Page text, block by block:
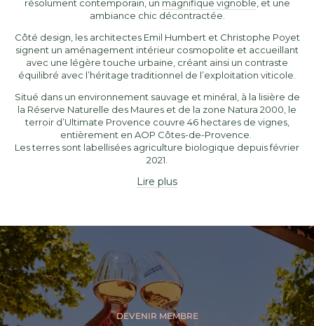
résolument contemporain, un magnifique vignoble , et une
ambiance chic décontractée.
Côté design, les architectes Emil Humbert et Christophe Poyet
signent un aménagement intérieur cosmopolite et accueillant
avec une légère touche urbaine, créant ainsi un contraste
équilibré avec l’héritage traditionnel de l’exploitation viticole.
Situé dans un environnement sauvage et minéral, à la lisière de
la Réserve Naturelle des Maures et de la zone Natura 2000, le
terroir d’Ultimate Provence couvre 46 hectares de vignes,
entièrement en AOP Côtes-de-Provence.
Les terres sont labellisées agriculture biologique depuis février
2021.
C’est en 1977 qu'est créé l’AOP Côtes de Provence. Aujourd’hui,
c'est plus de 20 000 hectares de vigne qui sont cultivés pour
produire à presque 90% du vin rosé.
À l’origine des vins en AOP Côtes de Provence, une très large
palette de cépages, triés sur le volet : Grenache, Cinsault,
Tibouren, Mourvèdre, Syrah ou Cabernet Sauvignon contribuent
à l’élaboration des vins rosés frais, fruités, aromatiques et
Lire plus
DEVENIR MEMBRE